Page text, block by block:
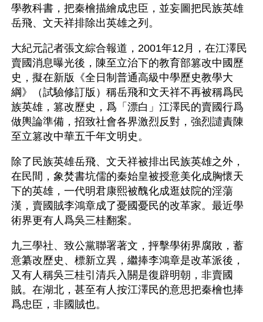
學教科書，把秦檜描繪成忠臣，並妄圖把民族英雄
岳飛、文天祥排除出英雄之列。
大紀元記者張文綜合報道，2001年12月，在江澤民
賣國消息曝光後，陳至立治下的教育部篡改中國歷
史，擬在新版《全日制普通高級中學歷史教學大
綱》（試驗修訂版）稱岳飛和文天祥不再被稱爲民
族英雄，篡改歷史，爲「漂白」江澤民的賣國行爲
做輿論準備，招致社會各界激烈反對，強烈譴責陳
至立篡改中華五千年文明史。
除了民族英雄岳飛、文天祥被排出民族英雄之外，
在民間，象焚書坑儒的秦始皇被授意美化成胸懷天
下的英雄，一代明君康熙被醜化成逛妓院的淫蕩
漢，賣國賊李鴻章成了憂國憂民的改革家。最近學
術界更有人爲吳三桂翻案。
九三學社、致公黨聯署著文，抨擊學術界腐敗，蓄
意纂改歷史、標新立異，繼捧李鴻章是改革派後，
又有人稱吳三桂引清兵入關是復辟明朝，非賣國
賊。在湖北，甚至有人按江澤民的意思把秦檜也捧
爲忠臣，非國賊也。